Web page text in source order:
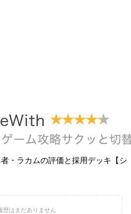
・ラカムの評価と採用デッキ【シ